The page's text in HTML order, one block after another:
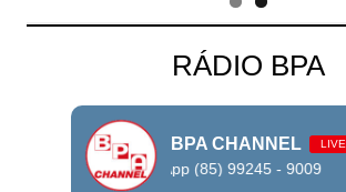
RÁDIO BPA
BPA CHANNEL LIVE
WhatsApp (85) 99245 - 9009